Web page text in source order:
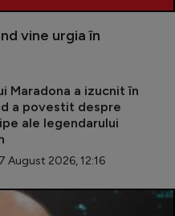
vine urgia în
Maradona a izucnit în
a povestit despre
ale legendarului
August 2026, 12:16